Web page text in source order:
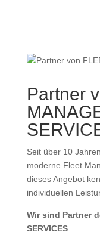
Partner
Seit über 10
moderne Fleet
dieses Angebot
individuellen
Wir sind Partner
SERVICES